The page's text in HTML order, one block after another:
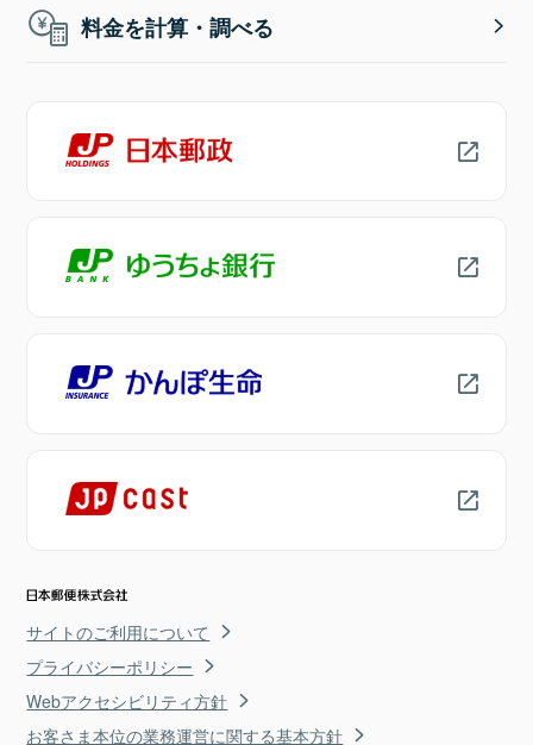
料金を計算・調べる
サイトのご利用について
プライバシーポリシー
Webアクセシビリティ方針
お客さま本位の業務運営に関する基本方針